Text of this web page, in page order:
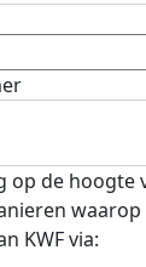
op de hoogte
waarop
KWF via: